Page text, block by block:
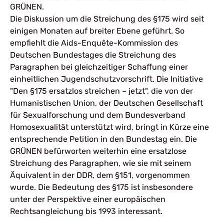
GRÜNEN.
Die Diskussion um die Streichung des §175 wird seit
einigen Monaten auf breiter Ebene geführt. So
empfiehlt die Aids-Enquête-Kommission des
Deutschen Bundestages die Streichung des
Paragraphen bei gleichzeitiger Schaffung einer
einheitlichen Jugendschutzvorschrift. Die Initiative
"Den §175 ersatzlos streichen – jetzt", die von der
Humanistischen Union, der Deutschen Gesellschaft
für Sexualforschung und dem Bundesverband
Homosexualität unterstützt wird, bringt in Kürze eine
entsprechende Petition in den Bundestag ein. Die
GRÜNEN befürworten weiterhin eine ersatzlose
Streichung des Paragraphen, wie sie mit seinem
Äquivalent in der DDR, dem §151, vorgenommen
wurde. Die Bedeutung des §175 ist insbesondere
unter der Perspektive einer europäischen
Rechtsangleichung bis 1993 interessant.